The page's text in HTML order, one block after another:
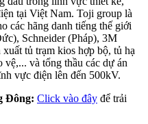
tại Việt Nam. Toji group là
các hãng danh tiếng thế giới
Schneider (Pháp), 3M
tủ trạm kios hợp bộ, tủ hạ
và tổng thầu các dự án
vực điện lên đến 500kV.
Đông: Click vào đây để trải